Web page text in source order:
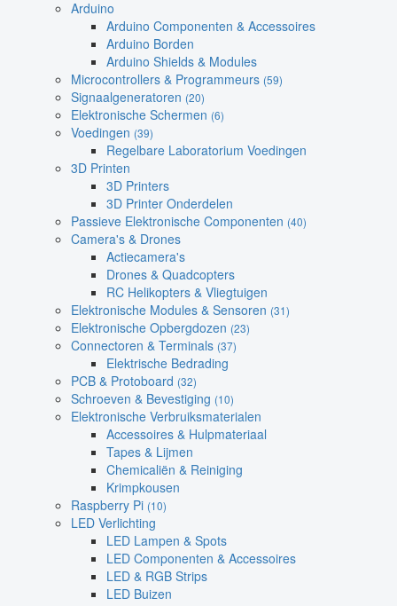
Arduino
Arduino Componenten & Accessoires
Arduino Borden
Arduino Shields & Modules
Microcontrollers & Programmeurs (59)
Signaalgeneratoren (20)
Elektronische Schermen (6)
Voedingen (39)
Regelbare Laboratorium Voedingen
3D Printen
3D Printers
3D Printer Onderdelen
Passieve Elektronische Componenten (40)
Camera's & Drones
Actiecamera's
Drones & Quadcopters
RC Helikopters & Vliegtuigen
Elektronische Modules & Sensoren (31)
Elektronische Opbergdozen (23)
Connectoren & Terminals (37)
Elektrische Bedrading
PCB & Protoboard (32)
Schroeven & Bevestiging (10)
Elektronische Verbruiksmaterialen
Accessoires & Hulpmateriaal
Tapes & Lijmen
Chemicaliën & Reiniging
Krimpkousen
Raspberry Pi (10)
LED Verlichting
LED Lampen & Spots
LED Componenten & Accessoires
LED & RGB Strips
LED Buizen